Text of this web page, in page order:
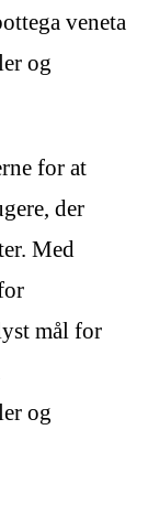
veneta
og
for at
der
Med
mål for
og